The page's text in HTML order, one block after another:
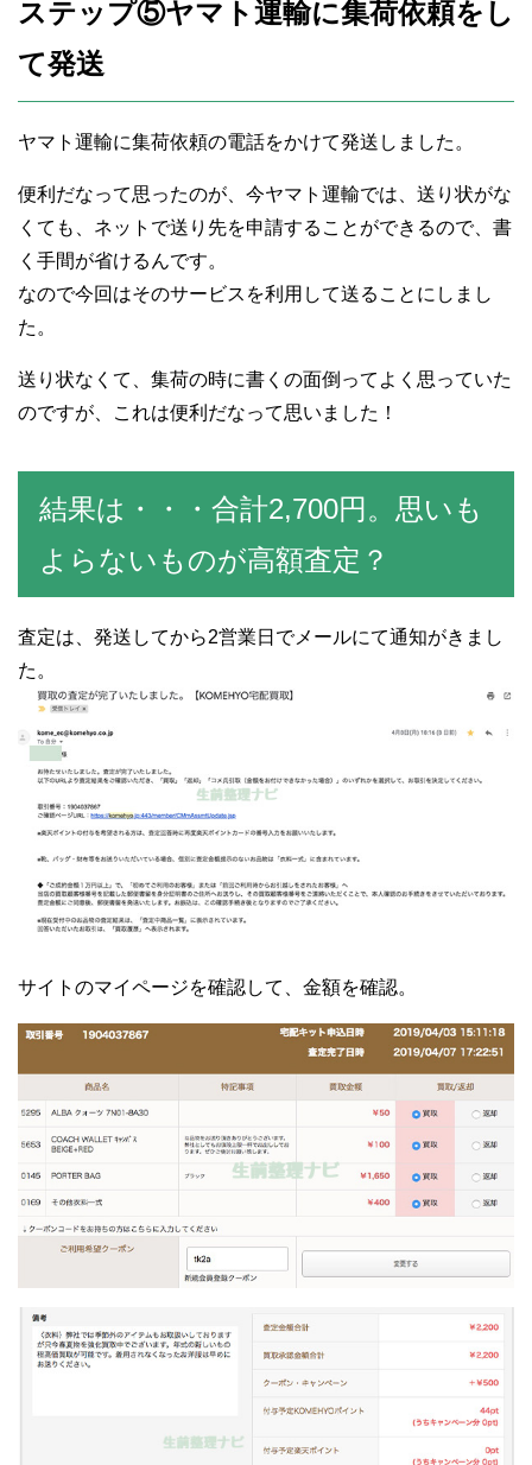
ステップ⑤ヤマト運輸に集荷依頼をし
て発送
ヤマト運輸に集荷依頼の電話をかけて発送しました。
便利だなって思ったのが、今ヤマト運輸では、送り状がな
くても、ネットで送り先を申請することができるので、書
く手間が省けるんです。
なので今回はそのサービスを利用して送ることにしまし
た。
送り状なくて、集荷の時に書くの面倒ってよく思っていた
のですが、これは便利だなって思いました！
結果は・・・合計2,700円。思いも
よらないものが高額査定？
査定は、発送してから2営業日でメールにて通知がきまし
た。
サイトのマイページを確認して、金額を確認。